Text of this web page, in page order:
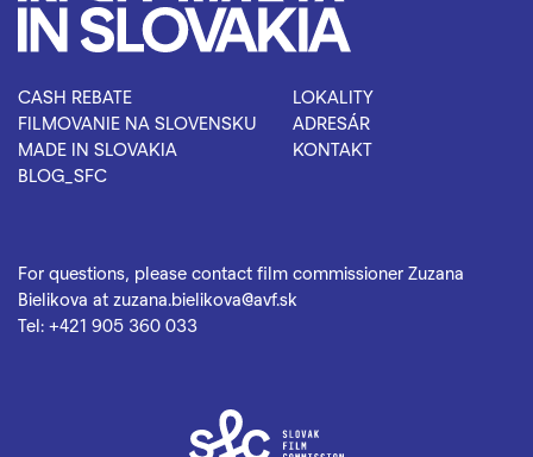
CASH REBATE
FILMOVANIE NA SLOVENSKU
MADE IN SLOVAKIA
BLOG_SFC
LOKALITY
ADRESÁR
KONTAKT
For questions, please contact film commissioner Zuzana
Bielikova at zuzana.bielikova@avf.sk
Tel: +421 905 360 033